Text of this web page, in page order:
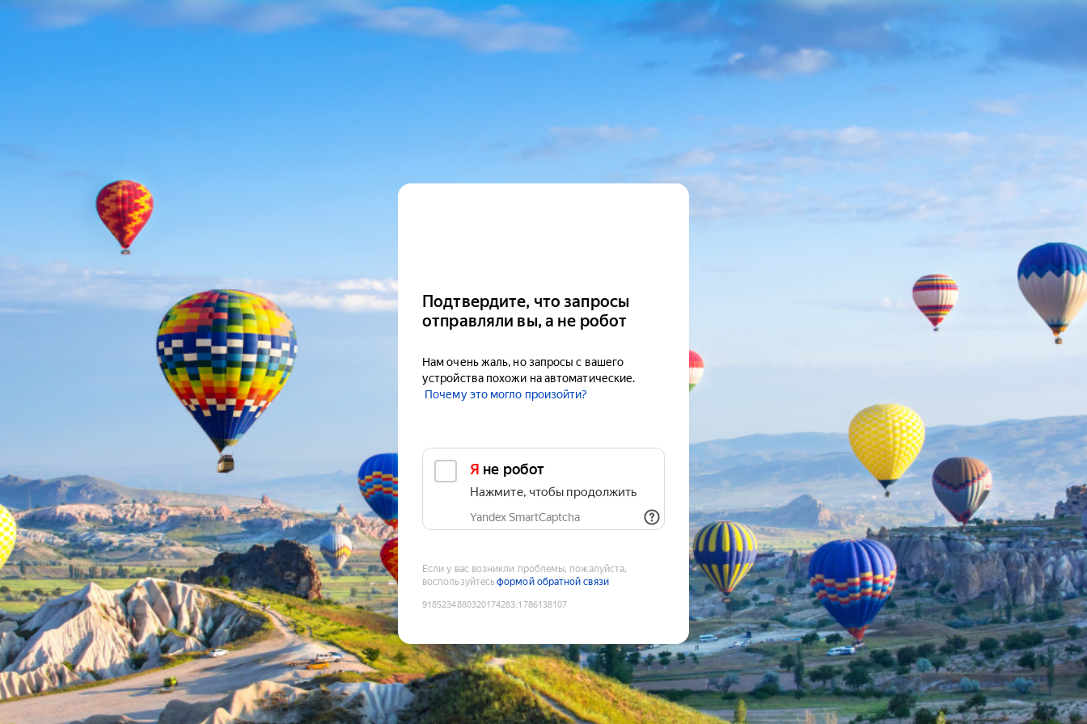
Подтвердите, что запросы
отправляли вы, а не робот
Нам очень жаль, но запросы с вашего
устройства похожи на автоматические.
Почему это могло произойти?
Я не робот
Нажмите, чтобы продолжить
Yandex SmartCaptcha
Если у вас возникли проблемы, пожалуйста,
воспользуйтесьформой обратной связи
9185234880320174283:1786138107